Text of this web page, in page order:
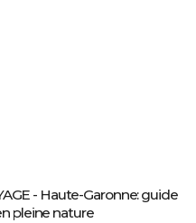
- Haute-Garonne: guide
pleine nature